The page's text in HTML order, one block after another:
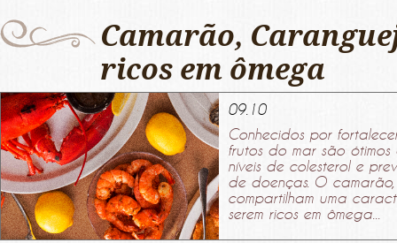
Camarão,
ricos em ômega
09.10
Conhecidos por
frutos do mar são
níveis de colesterol e
de doenças. O
compartilham uma
serem ricos em ômega...